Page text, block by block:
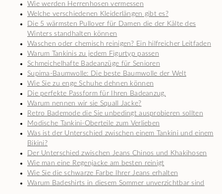
Wie werden Herrenhosen vermessen
Welche verschiedenen Kleiderlängen gibt es?
Die 5 wärmsten Pullover für Damen die der Kälte des
Winters standhalten können
Waschen oder chemisch reinigen? Ein hilfreicher Leitfaden
Warum Tankinis zu jedem Figurtyp passen
Schmeichelhafte Badeanzüge für Senioren
Supima-Baumwolle: Die beste Baumwolle der Welt
Wie Sie zu enge Schuhe dehnen können
Die perfekte Passform für Ihren Badeanzug.
Warum nennen wir sie Squall Jacke?
Retro Bademode die Sie unbedingt ausprobieren sollten
Modische Tankini-Oberteile zum Verlieben
Was ist der Unterschied zwischen einem Tankini und einem
Bikini?
Der Unterschied zwischen Jeans Chinos und Khakihosen
Wie man eine Regenjacke am besten reinigt
Wie Sie die schwarze Farbe Ihrer Jeans erhalten
Warum Badeshirts in diesem Sommer unverzichtbar sind